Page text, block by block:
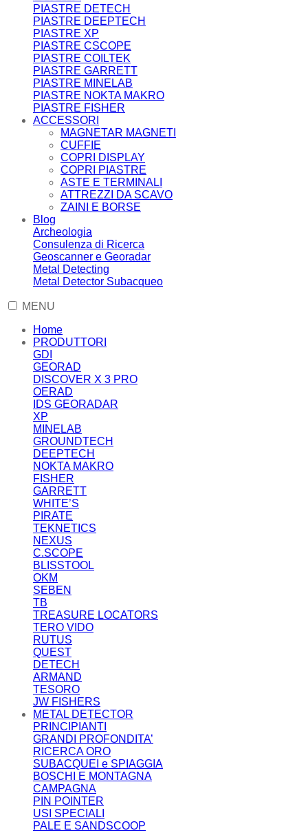
PIASTRE DETECH
PIASTRE DEEPTECH
PIASTRE XP
PIASTRE CSCOPE
PIASTRE COILTEK
PIASTRE GARRETT
PIASTRE MINELAB
PIASTRE NOKTA MAKRO
PIASTRE FISHER
ACCESSORI
MAGNETAR MAGNETI
CUFFIE
COPRI DISPLAY
COPRI PIASTRE
ASTE E TERMINALI
ATTREZZI DA SCAVO
ZAINI E BORSE
Blog
Archeologia
Consulenza di Ricerca
Geoscanner e Georadar
Metal Detecting
Metal Detector Subacqueo
MENU
Home
PRODUTTORI
GDI
GEORAD
DISCOVER X 3 PRO
OERAD
IDS GEORADAR
XP
MINELAB
GROUNDTECH
DEEPTECH
NOKTA MAKRO
FISHER
GARRETT
WHITE’S
PIRATE
TEKNETICS
NEXUS
C.SCOPE
BLISSTOOL
OKM
SEBEN
TB
TREASURE LOCATORS
TERO VIDO
RUTUS
QUEST
DETECH
ARMAND
TESORO
JW FISHERS
METAL DETECTOR
PRINCIPIANTI
GRANDI PROFONDITA’
RICERCA ORO
SUBACQUEI e SPIAGGIA
BOSCHI E MONTAGNA
CAMPAGNA
PIN POINTER
USI SPECIALI
PALE E SANDSCOOP